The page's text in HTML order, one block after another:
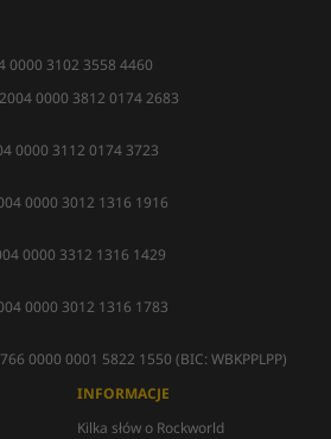
0000 3102 3558 4460
0000 3812 0174 2683
0000 3112 0174 3723
0000 3012 1316 1916
0000 3312 1316 1429
0000 3012 1316 1783
0000 0001 5822 1550 (BIC: WBKPPLPP)
INFORMACJE
Kilka słów o Rockworld